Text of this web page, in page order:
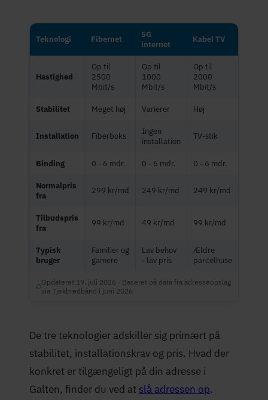
Teknologi Fibernet
5G
internet
Kabel TV
Hastighed
Op til
2500
Mbit/s
Op til
1000
Mbit/s
Op til
2000
Mbit/s
Stabilitet Meget høj Varierer Høj
Installation Fiberboks
Ingen
installation
TV-stik
Binding 0 - 6 mdr. 0 - 6 mdr. 0 - 6 mdr.
Normalpris
fra
299 kr/md 249 kr/md 249 kr/md
Tilbudspris
fra
99 kr/md 49 kr/md 99 kr/md
Typisk
bruger
Familier og
gamere
Lav behov
- lav pris
Ældre
parcelhuse
Opdateret 19. juli 2026 · Baseret på data fra adresseopslag
via Tjekbredbånd i juni 2026
De tre teknologier adskiller sig primært på
stabilitet, installationskrav og pris. Hvad der
konkret er tilgængeligt på din adresse i
Galten, finder du ved at slå adressen op.